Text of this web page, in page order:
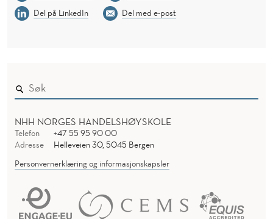
Del på LinkedIn
Del med e-post
NHH NORGES HANDELSHØYSKOLE
Telefon
+47 55 95 90 00
Adresse
Helleveien 30, 5045 Bergen
Personvernerklæring og informasjonskapsler